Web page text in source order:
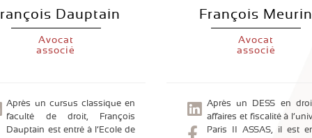
Dauptain
Avocat
associé
Après un cursus classique en
faculté de droit, François
Dauptain est entré à l’Ecole de
François Meurin
Avocat
associé
Après un DESS en
affaires et fiscalité à
Paris II ASSAS, il est